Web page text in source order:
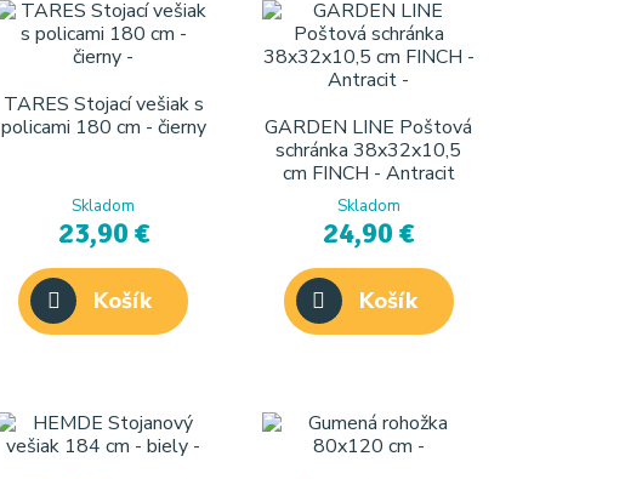
TARES Stojací vešiak s
policami 180 cm - čierny
Skladom
23,90 €
Košík
GARDEN LINE Poštová
schránka 38x32x10,5
cm FINCH - Antracit
Skladom
24,90 €
Košík